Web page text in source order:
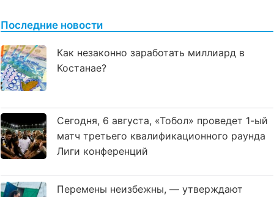
Последние новости
Как незаконно заработать миллиард в
Костанае?
Сегодня, 6 августа, «Тобол» проведет 1-ый
матч третьего квалификационного раунда
Лиги конференций
Перемены неизбежны, — утверждают